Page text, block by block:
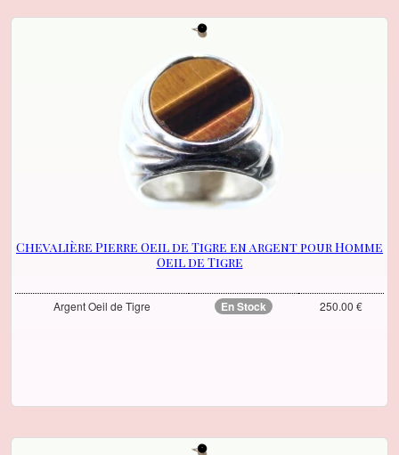
Chevalière Pierre Oeil de Tigre en argent pour Homme
Oeil de Tigre
Argent Oeil de Tigre En Stock 250.00 €